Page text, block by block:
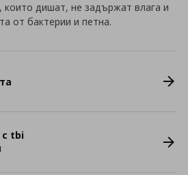
които дишат, не задържат влага и
от бактерии и петна.
с tbi